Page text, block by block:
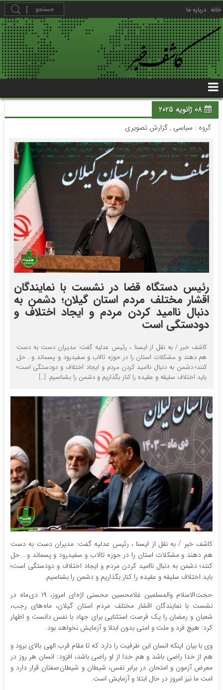
خانه درباره ما
08 ژانویه 2025
گروه : سیاسی ,گزارش تصویری
رئیس دستگاه قضا در نشست با نمایندگان
اقشار مختلف مردم استان گیلان؛ دشمن به
دنبال ناامید کردن مردم و ایجاد اختلاف و
دودستگی است
کاشف خبر / به نقل از ایسنا ، رئیس عدلیه گفت: مدیران دست به دست
هم دهند و مشکلات استان را در حوزه تالاب و سفیدرود و پسماند و… حل
کنند؛ دشمن به دنبال ناامید کردن مردم و ایجاد اختلاف و دودستگی است؛
باید اختلاف سلیقه و عقیده را کنار بگذاریم و دشمن را بشناسیم. […]
کاشف خبر / به نقل از ایسنا ، رئیس عدلیه گفت: مدیران دست به دست
هم دهند و مشکلات استان را در حوزه تالاب و سفیدرود و پسماند و… حل
کنند؛ دشمن به دنبال ناامید کردن مردم و ایجاد اختلاف و دودستگی است؛
باید اختلاف سلیقه و عقیده را کنار بگذاریم و دشمن را بشناسیم.
حجت الاسلام والمسلمین غلامحسین محسنی اژه ای امروز، ۱۹ دی ماه در
نشست با نمایندگان اقشار مختلف مردم استان گیلان، ماه های رجب،
شعبان و رمضان را یک فرصت استثنایی برای جهاد با نفس دانست و اظهار
کرد: هیچ فرد و ملت و امتی بدون ابتلا و آزمایش نخواهد بود.
وی با بیان اینکه انسان این ظرفیت را دارد که تا مقام قرب الهی بالای برود و
هم از خدا راضی باشد و هم خدا از او راضی باشد، افزود: انسان هر روز در
معرض آزمون و امتحان در برابر نفس، شیطان و شیطان صفتان قرار دارد و
امت ما نیز امروز در حال ابتلا و آزمایش است.